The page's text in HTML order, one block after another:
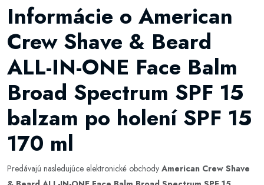
Informácie o American
Crew Shave & Beard
ALL-IN-ONE Face Balm
Broad Spectrum SPF 15
balzam po holení SPF 15
170 ml
Predávajú nasledujúce elektronické obchody American Crew Shave